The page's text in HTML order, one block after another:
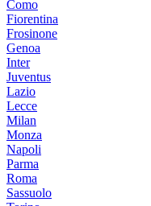
Como
Fiorentina
Frosinone
Genoa
Inter
Juventus
Lazio
Lecce
Milan
Monza
Napoli
Parma
Roma
Sassuolo